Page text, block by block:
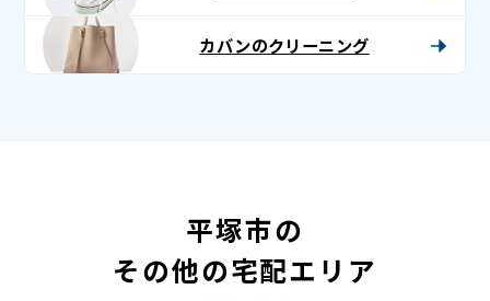
カバンのクリーニング
平塚市の
その他の宅配エリア